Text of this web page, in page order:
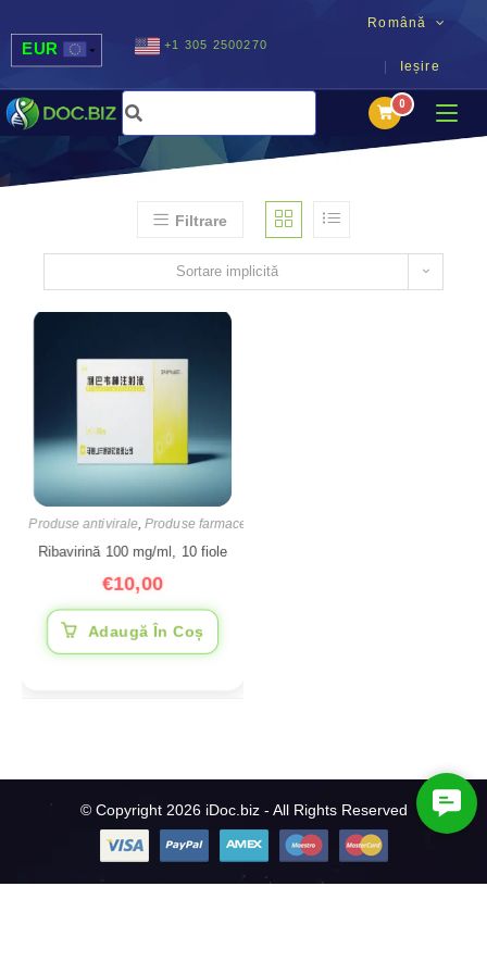
Română
Ieșire
EUR
UAH
MDL
+1 305 2500270
Filtrare
Sortare implicită
Produse antivirale,Produse farmaceutice
Ribavirină 100 mg/ml, 10 fiole
€10,00
Adaugă În Coș
© Copyright 2026 iDoc.biz - All Rights Reserved
C
o